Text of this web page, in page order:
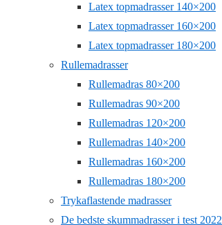
Latex topmadrasser 140×200
Latex topmadrasser 160×200
Latex topmadrasser 180×200
Rullemadrasser
Rullemadras 80×200
Rullemadras 90×200
Rullemadras 120×200
Rullemadras 140×200
Rullemadras 160×200
Rullemadras 180×200
Trykaflastende madrasser
De bedste skummadrasser i test 2022